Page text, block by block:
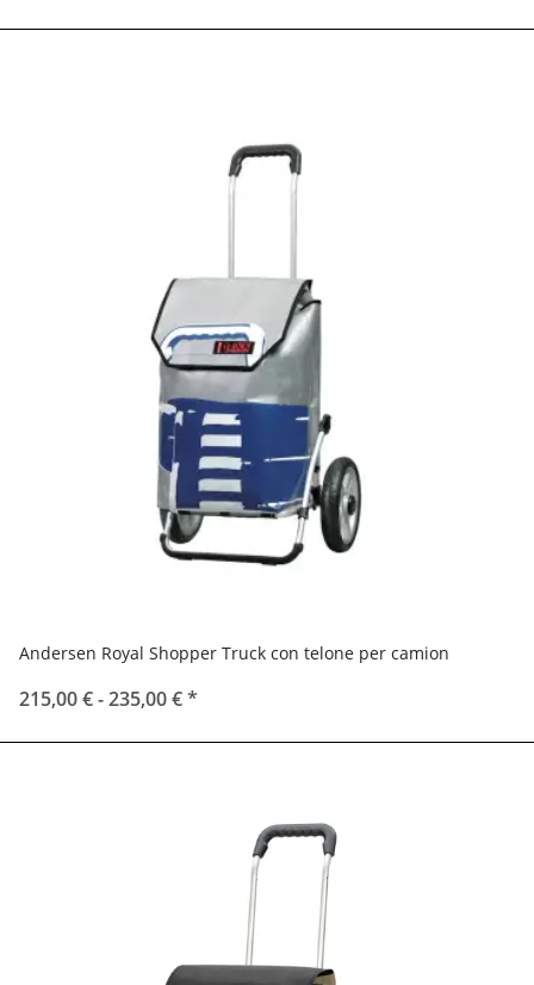
Andersen Royal Shopper Truck con telone per camion
215,00 € -235,00 €*